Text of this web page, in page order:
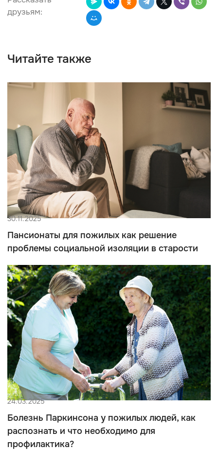
друзьям:
Читайте также
30.11.2025
Пансионаты для пожилых как решение
проблемы социальной изоляции в старости
24.03.2025
Болезнь Паркинсона у пожилых людей, как
распознать и что необходимо для
профилактика?